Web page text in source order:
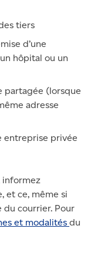
tiers
d’une
hôpital ou un
partagée (lorsque
adresse
entreprise privée
informez
et ce, même si
du courrier. Pour
et modalités du